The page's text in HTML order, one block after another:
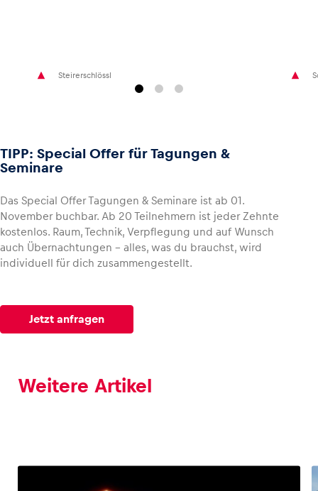
Steirerschlössl
TIPP: Special Offer für Tagungen &
Seminare
Das Special Offer Tagungen & Seminare ist ab 01.
November buchbar. Ab 20 Teilnehmern ist jeder Zehnte
kostenlos. Raum, Technik, Verpflegung und auf Wunsch
auch Übernachtungen – alles, was du brauchst, wird
individuell für dich zusammengestellt.
Jetzt anfragen
Weitere Artikel